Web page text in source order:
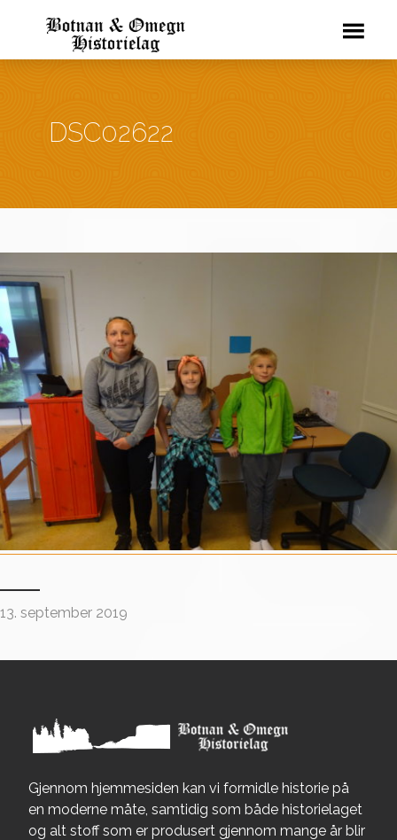
DSC02622
13. september 2019
Gjennom hjemmesiden kan vi formidle historie på
en moderne måte, samtidig som både historielaget
og alt stoff som er produsert gjennom mange år blir